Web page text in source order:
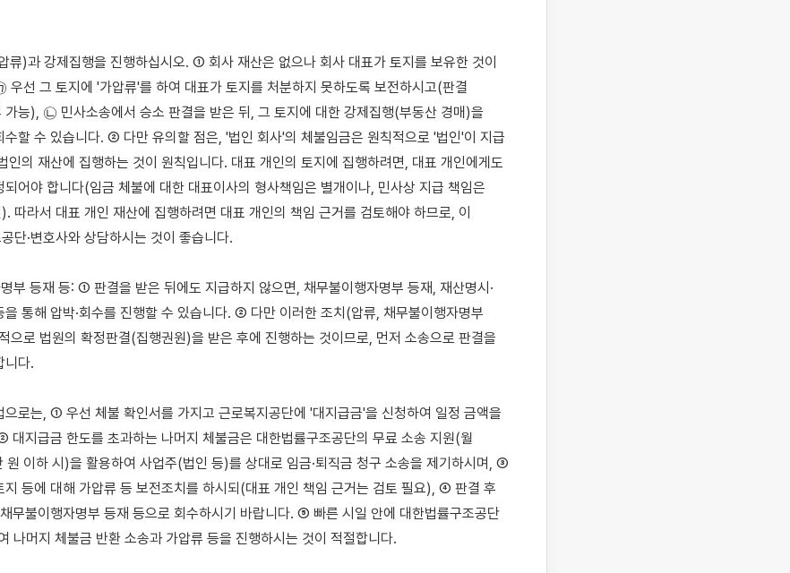
류)과 강제집행을 진행하십시오. ① 회사 재산은 없으나 회사 대표가 토지를 보유한 것이
우선 그 토지에 '가압류'를 하여 대표가 토지를 처분하지 못하도록 보전하시고(판결
가능), ㉡ 민사소송에서 승소 판결을 받은 뒤, 그 토지에 대한 강제집행(부동산 경매)을
수할 수 있습니다. ② 다만 유의할 점은, '법인 회사'의 체불임금은 원칙적으로 '법인'이 지급
인의 재산에 집행하는 것이 원칙입니다. 대표 개인의 토지에 집행하려면, 대표 개인에게도
되어야 합니다(임금 체불에 대한 대표이사의 형사책임은 별개이나, 민사상 지급 책임은
따라서 대표 개인 재산에 집행하려면 대표 개인의 책임 근거를 검토해야 하므로, 이
단·변호사와 상담하시는 것이 좋습니다.
부 등재 등: ① 판결을 받은 뒤에도 지급하지 않으면, 채무불이행자명부 등재, 재산명시·
을 통해 압박·회수를 진행할 수 있습니다. ② 다만 이러한 조치(압류, 채무불이행자명부
으로 법원의 확정판결(집행권원)을 받은 후에 진행하는 것이므로, 먼저 소송으로 판결을
니다.
으로는, ① 우선 체불 확인서를 가지고 근로복지공단에 '대지급금'을 신청하여 일정 금액을
대지급금 한도를 초과하는 나머지 체불금은 대한법률구조공단의 무료 소송 지원(월
이하 시)을 활용하여 사업주(법인 등)를 상대로 임금·퇴직금 청구 소송을 제기하시며, ③
지 등에 대해 가압류 등 보전조치를 하시되(대표 개인 책임 근거는 검토 필요), ④ 판결 후
무불이행자명부 등재 등으로 회수하시기 바랍니다. ⑤ 빠른 시일 안에 대한법률구조공단
나머지 체불금 반환 소송과 가압류 등을 진행하시는 것이 적절합니다.